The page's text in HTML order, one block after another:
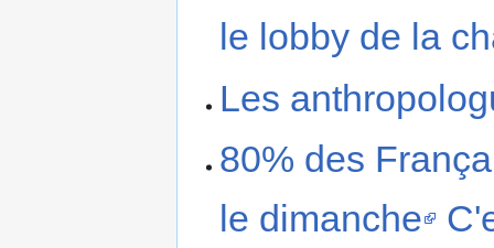
le lobby de la
Les
80% des
le dimanche